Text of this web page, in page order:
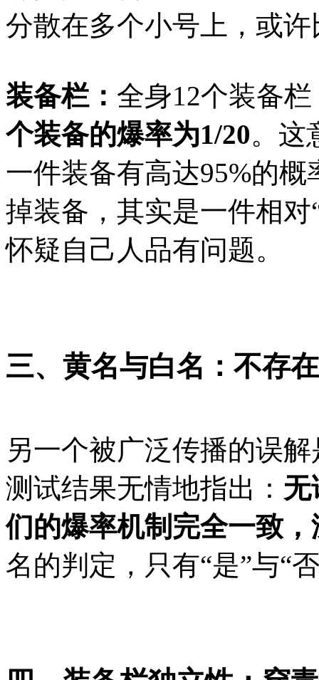
分散在多个小号上，或
装备栏： 全身12个装备
个装备的爆率为1/20。这
一件装备有高达95%的
掉装备，其实是一件相
怀疑自己人品有问题。
三、黄名与白名：不存
另一个被广泛传播的误
测试结果无情地指出： 无
们的爆率机制完全一致
名的判定，只有“是”与“